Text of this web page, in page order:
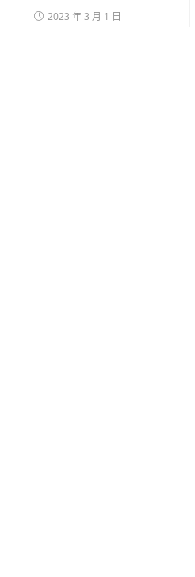
2023 年 3 月 1 日